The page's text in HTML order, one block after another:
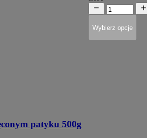
patyku 500g
Wybierz opcje